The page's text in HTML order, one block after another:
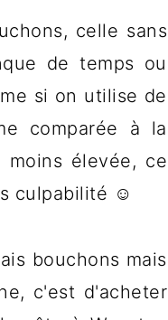
celle sans
de temps ou
si on utilise de
comparée à la
moins élevée, ce
culpabilité ☺️
bouchons mais
c'est d'acheter